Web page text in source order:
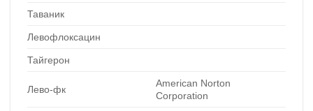
Таваник
Левофлоксацин
Тайгерон
Лево-фк
American Norton
Corporation